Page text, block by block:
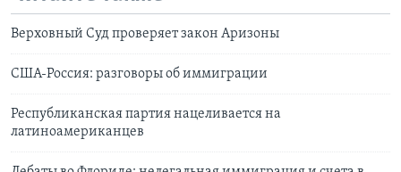
Верховный Суд проверяет закон Аризоны
США-Россия: разговоры об иммиграции
Республиканская партия нацеливается на
латиноамериканцев